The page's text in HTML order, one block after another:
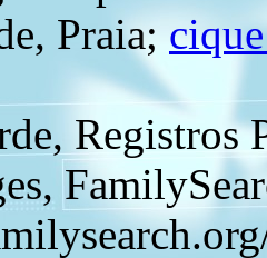
Praia;
Registros